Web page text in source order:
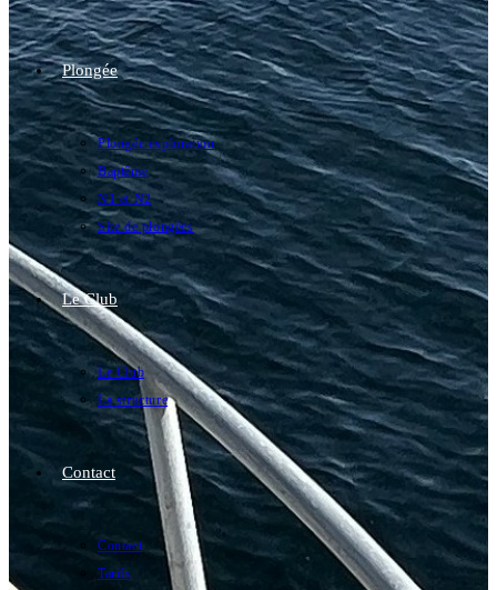
Plongée
Plongée exploration
Baptême
N1 et N2
Site de plongées
Le Club
Le Club
La structure
Contact
Contact
Tarifs